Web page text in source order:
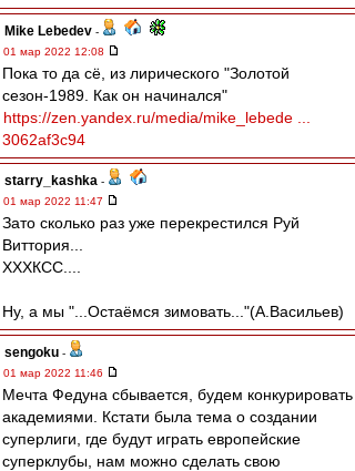
Mike Lebedev -
01 мар 2022 12:08
Пока то да сё, из лирического "Золотой
сезон-1989. Как он начинался"
https://zen.yandex.ru/media/mike_lebede ...
3062af3c94
starry_kashka -
01 мар 2022 11:47
Зато сколько раз уже перекрестился Руй
Виттория...
ХХХКСС....
Ну, а мы "...Остаёмся зимовать..."(А.Васильев)
sengoku -
01 мар 2022 11:46
Мечта Федуна сбывается, будем конкурировать
академиями. Кстати была тема о создании
суперлиги, где будут играть европейские
суперклубы, нам можно сделать свою